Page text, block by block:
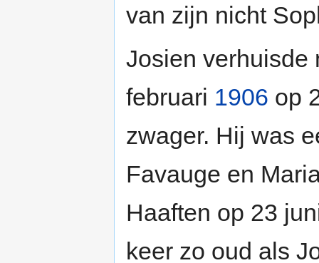
van zijn nicht
Josien verhuisde
februari 1906 op
zwager. Hij was
Favauge en
Haaften op 23
keer zo oud als